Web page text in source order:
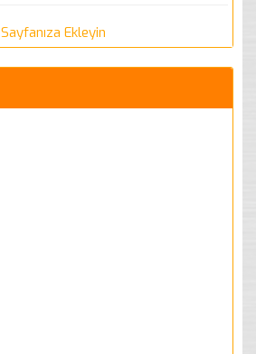
Sayfanıza Ekleyin